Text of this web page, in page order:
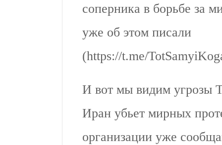
соперника в борьбе за
уже об этом писали
(https://t.me/
И вот мы видим угрозы
Иран убьет мирных
организации уже